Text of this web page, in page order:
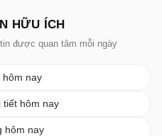
HỮU ÍCH
được quan tâm mỗi ngày
hôm nay
tiết hôm nay
hôm nay